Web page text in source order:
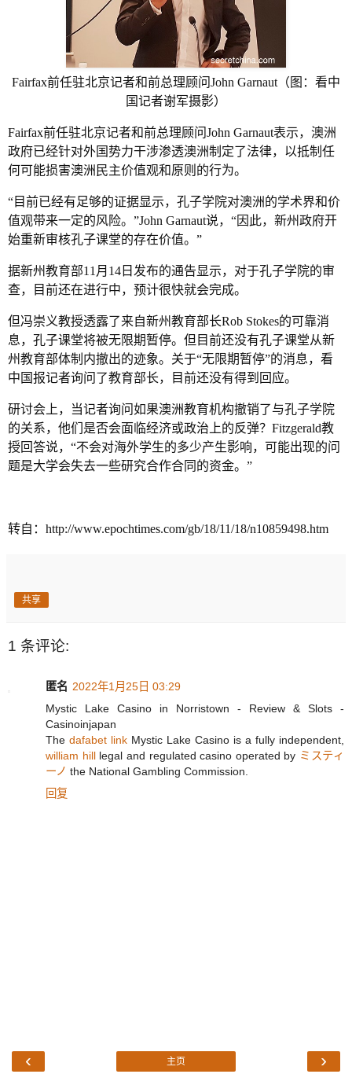
Fairfax前任驻北京记者和前总理顾问John Garnaut（图：看中
国记者谢军摄影）
Fairfax前任驻北京记者和前总理顾问John Garnaut表示，澳洲
政府已经针对外国势力干涉渗透澳洲制定了法律，以抵制任
何可能损害澳洲民主价值观和原则的行为。
“目前已经有足够的证据显示，孔子学院对澳洲的学术界和价
值观带来一定的风险。”John Garnaut说，“因此，新州政府开
始重新审核孔子课堂的存在价值。”
据新州教育部11月14日发布的通告显示，对于孔子学院的审
查，目前还在进行中，预计很快就会完成。
但冯崇义教授透露了来自新州教育部长Rob Stokes的可靠消
息，孔子课堂将被无限期暂停。但目前还没有孔子课堂从新
州教育部体制内撤出的迹象。关于“无限期暂停”的消息，看
中国报记者询问了教育部长，目前还没有得到回应。
研讨会上，当记者询问如果澳洲教育机构撤销了与孔子学院
的关系，他们是否会面临经济或政治上的反弹？Fitzgerald教
授回答说，“不会对海外学生的多少产生影响，可能出现的问
题是大学会失去一些研究合作合同的资金。”
转自：http://www.epochtimes.com/gb/18/11/18/n10859498.htm
共享
1 条评论:
匿名 2022年1月25日 03:29
Mystic Lake Casino in Norristown - Review & Slots -
Casinoinjapan
The dafabet link Mystic Lake Casino is a fully independent,
william hilllegal and regulated casino operated by ミスティ
ーノ the National Gambling Commission.
回复
‹ ›
主页